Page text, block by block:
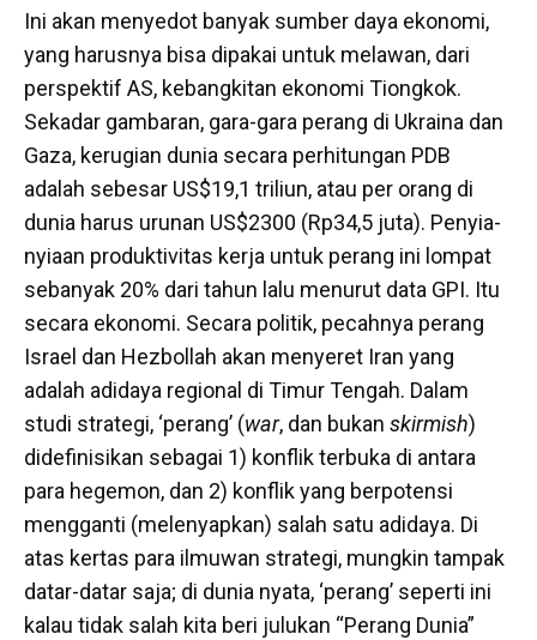
Ini akan menyedot banyak sumber daya ekonomi,
yang harusnya bisa dipakai untuk melawan, dari
perspektif AS, kebangkitan ekonomi Tiongkok.
Sekadar gambaran, gara-gara perang di Ukraina dan
Gaza, kerugian dunia secara perhitungan PDB
adalah sebesar US$19,1 triliun, atau per orang di
dunia harus urunan US$2300 (Rp34,5 juta). Penyia-
nyiaan produktivitas kerja untuk perang ini lompat
sebanyak 20% dari tahun lalu menurut data GPI. Itu
secara ekonomi. Secara politik, pecahnya perang
Israel dan Hezbollah akan menyeret Iran yang
adalah adidaya regional di Timur Tengah. Dalam
studi strategi, ‘perang’ (war, dan bukan skirmish)
didefinisikan sebagai 1) konflik terbuka di antara
para hegemon, dan 2) konflik yang berpotensi
mengganti (melenyapkan) salah satu adidaya. Di
atas kertas para ilmuwan strategi, mungkin tampak
datar-datar saja; di dunia nyata, ‘perang’ seperti ini
kalau tidak salah kita beri julukan “Perang Dunia”